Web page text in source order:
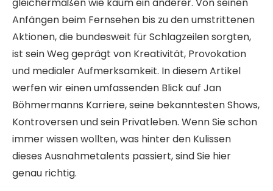
Anfängen beim Fernsehen bis zu den umstrittenen
Aktionen, die bundesweit für Schlagzeilen sorgten,
ist sein Weg geprägt von Kreativität, Provokation
und medialer Aufmerksamkeit. In diesem Artikel
werfen wir einen umfassenden Blick auf Jan
Böhmermanns Karriere, seine bekanntesten Shows,
Kontroversen und sein Privatleben. Wenn Sie schon
immer wissen wollten, was hinter den Kulissen
dieses Ausnahmetalents passiert, sind Sie hier
genau richtig.